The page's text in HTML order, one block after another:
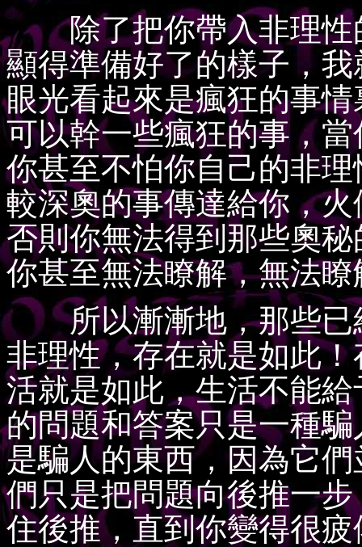
除了把你帶入非理性
顯得準備好了的樣子，
眼光看起來是瘋狂的事
可以幹一些瘋狂的事，
你甚至不怕你自己的非
較深奧的事傳達給你，
否則你無法得到那些奧
你甚至無法瞭解，無法
所以漸漸地，那些已
非理性，存在就是如此
活就是如此，生活不能
的問題和答案只是一種
是騙人的東西，因為它
們只是把問題向後推一
住後推，直到你變得很